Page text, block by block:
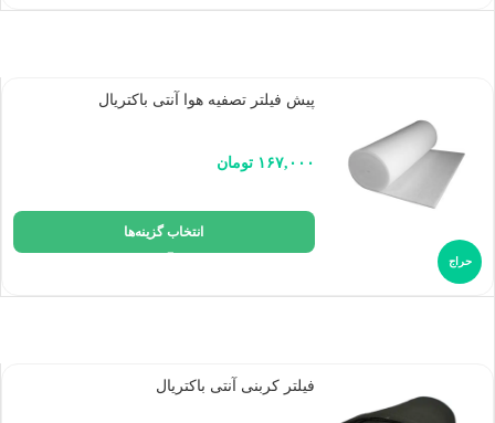
حراج
پیش فیلتر تصفیه هوا آنتی باکتریال
۱۶۷,۰۰۰ تومان
انتخاب گزینه‌ها
فیلتر کربنی آنتی باکتریال